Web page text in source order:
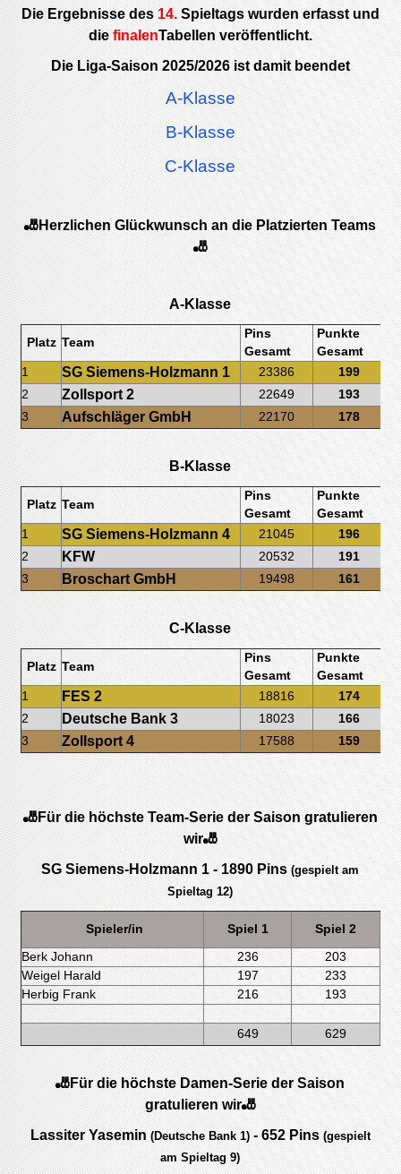
Die Ergebnisse des 14. Spieltags wurden erfasst und
die finalenTabellen veröffentlicht.
Die Liga-Saison 2025/2026 ist damit beendet
A-Klasse
B-Klasse
C-Klasse
🎳Herzlichen Glückwunsch an die Platzierten Teams
🎳
A-Klasse
Platz Team
Pins
Gesamt
Punkte
Gesamt
1 SG Siemens-Holzmann 1 23386
199
2
Zollsport 2 22649
193
3
Aufschläger GmbH 22170 178
B-Klasse
Platz Team
Pins
Gesamt
Punkte
Gesamt
1 SG Siemens-Holzmann 4 21045
196
2
KFW 20532
191
3
Broschart GmbH 19498 161
C-Klasse
Platz Team
Pins
Gesamt
Punkte
Gesamt
1 FES 2 18816
174
2
Deutsche Bank 3 18023
166
3
Zollsport 4 17588 159
🎳Für die höchste Team-Serie der Saison gratulieren
wir🎳
SG Siemens-Holzmann 1 - 1890 Pins(gespielt am
Spieltag 12)
Spieler/in Spiel 1 Spiel 2
Berk Johann 236
203
Weigel Harald
197
233
Herbig Frank
216 193
649 629
🎳Für die höchste Damen-Serie der Saison
gratulieren wir🎳
Lassiter Yasemin (Deutsche Bank 1)- 652 Pins (gespielt
am Spieltag 9)